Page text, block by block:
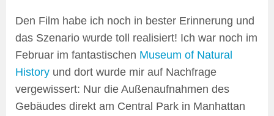
Den Film habe ich noch in bester Erinnerung und
das Szenario wurde toll realisiert! Ich war noch im
Februar im fantastischen Museum of Natural
History und dort wurde mir auf Nachfrage
vergewissert: Nur die Außenaufnahmen des
Gebäudes direkt am Central Park in Manhattan